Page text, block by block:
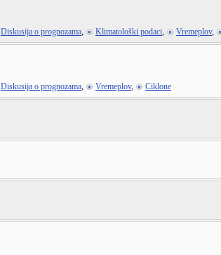
Diskusija o prognozama, Klimatološki podaci, Vremeplov,
Diskusija o prognozama, Vremeplov, Ciklone